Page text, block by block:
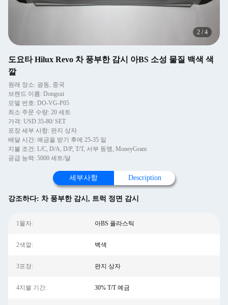
2 /4
도요타 Hilux Revo 차 풍부한 감시 아BS 소성 물질 백색 색
깔
원래 장소: 광동, 중국
브랜드 이름: Dongsui
모델 번호: DO-VG-P05
최소 주문 수량: 20 세트
가격: USD 35-80/ SET
포장 세부 사항: 판지 상자
배달 시간: 예금을 받기 후에 25-35 일
지불 조건: L/C, D/A, D/P, T/T, 서부 동맹, MoneyGram
공급 능력: 5000 세트/달
세부사항 Description
강조하다: 차 풍부한 감시 , 트럭 정면 감시
1물자: 아BS 플라스틱
2색깔: 백색
3포장: 판지 상자
4지불 기간: 30% T/T 예금